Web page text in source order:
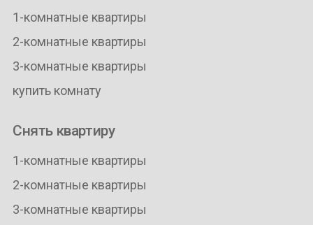
1-комнатные квартиры
2-комнатные квартиры
3-комнатные квартиры
купить комнату
Снять квартиру
1-комнатные квартиры
2-комнатные квартиры
3-комнатные квартиры